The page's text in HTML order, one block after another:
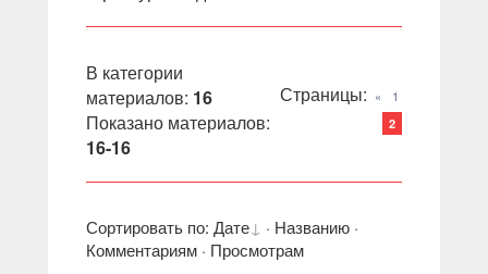
В категории
материалов: 16
Показано материалов:
16-16
Страницы: « 1
2
Сортировать по: Дате · Названию ·
Комментариям · Просмотрам